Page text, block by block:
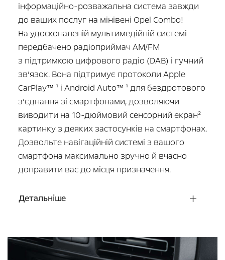
інформаційно-розважальна система завжди
до ваших послуг на мінівені Opel Combo!
На удосконаленій мультимедійній системі
передбачено радіоприймач AM/FM
з підтримкою цифрового радіо (DAB) і гучний
зв’язок. Вона підтримує протоколи Apple
CarPlay™ ¹ і Android Auto™ ¹ для бездротового
з’єднання зі смартфонами, дозволяючи
виводити на 10-дюймовий сенсорний екран²
картинку з деяких застосунків на смартфонах.
Дозвольте навігаційній системі з вашого
смартфона максимально зручно й вчасно
доправити вас до місця призначення.
Детальніше